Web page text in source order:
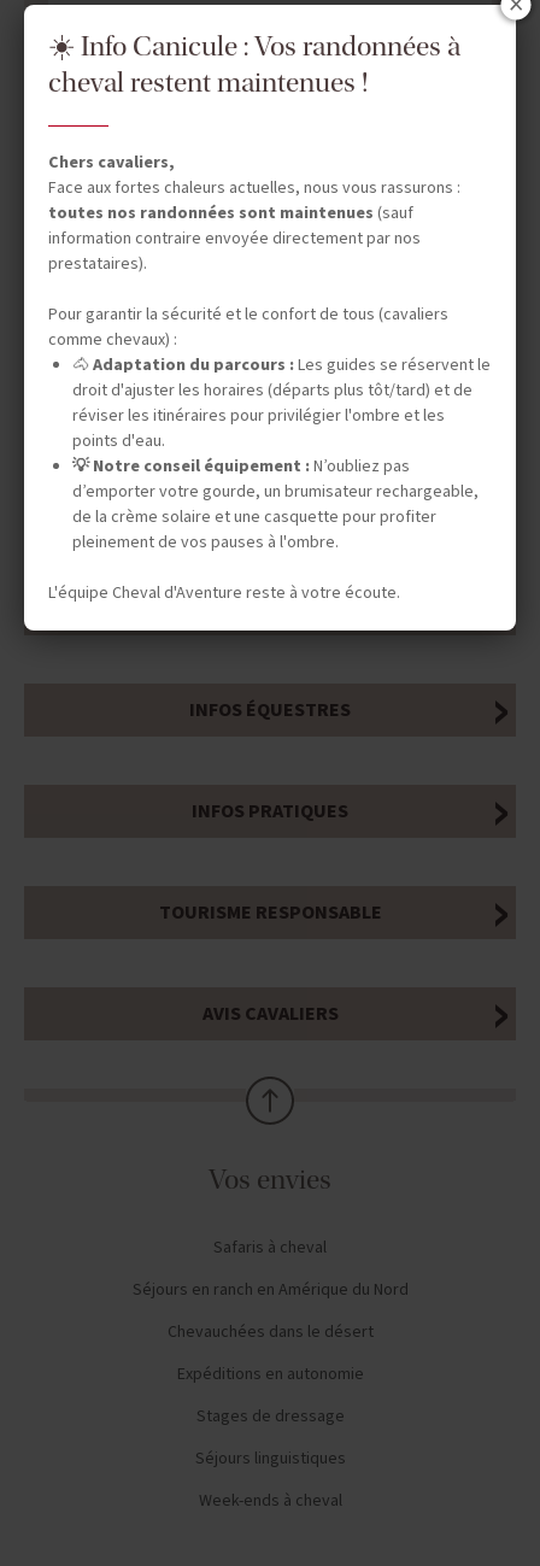
INFOS ÉQUESTRES
INFOS PRATIQUES
TOURISME RESPONSABLE
AVIS CAVALIERS
Vos envies
Safaris à cheval
Séjours en ranch en Amérique du Nord
Chevauchées dans le désert
Expéditions en autonomie
Stages de dressage
Séjours linguistiques
Week-ends à cheval
☀️ Info Canicule : Vos randonnées à
cheval restent maintenues !
Chers cavaliers,
Face aux fortes chaleurs actuelles, nous vous rassurons :
toutes nos randonnées sont maintenues (sauf
information contraire envoyée directement par nos
prestataires).
Pour garantir la sécurité et le confort de tous (cavaliers
comme chevaux) :
🐴 Adaptation du parcours :Les guides se réservent le
droit d'ajuster les horaires (départs plus tôt/tard) et de
réviser les itinéraires pour privilégier l'ombre et les
points d'eau.
💡 Notre conseil équipement :N’oubliez pas
d’emporter votre gourde, un brumisateur rechargeable,
de la crème solaire et une casquette pour profiter
pleinement de vos pauses à l'ombre.
L'équipe Cheval d'Aventure reste à votre écoute.